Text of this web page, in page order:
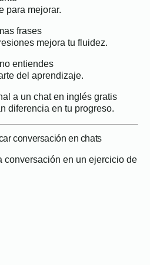
para mejorar.
frases
mejora tu fluidez.
entiendes
del aprendizaje.
a un chat en inglés gratis
diferencia en tu progreso.
conversación en chats
conversación en un ejercicio de